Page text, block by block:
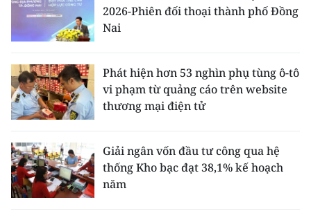
2026-Phiên đối thoại thành phố Đồng
Nai
Phát hiện hơn 53 nghìn phụ tùng ô-tô
vi phạm từ quảng cáo trên website
thương mại điện tử
Giải ngân vốn đầu tư công qua hệ
thống Kho bạc đạt 38,1% kế hoạch
năm